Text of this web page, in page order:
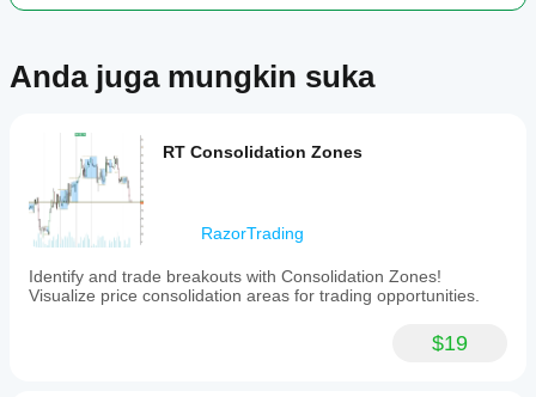
Anda juga mungkin suka
RT Consolidation Zones
RazorTrading
Identify and trade breakouts with Consolidation Zones!
Visualize price consolidation areas for trading opportunities.
$19